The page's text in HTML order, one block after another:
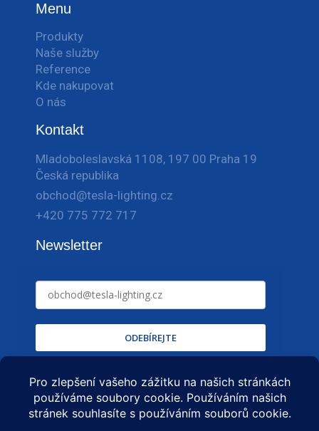
Menu
Produkty
Naše služby
Reference
Kde nakupovat
O nás
Kontakt
Mladoboleslavská 1108, 197 00 Praha 19
Česká republika
obchod@tesla-lighting.cz
+420 775 772 717
Newsletter
ODEBÍREJTE